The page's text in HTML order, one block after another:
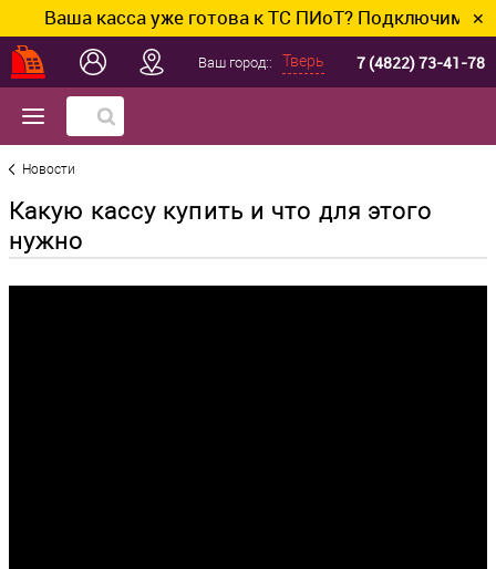
касса уже готова к ТС ПИоТ? Подключим и ✕
Ваш город:: Тверь 7 (4822) 73-41-78
Новости
Какую кассу купить и что для этого
нужно